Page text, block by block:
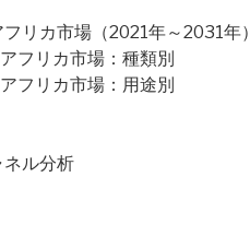
リカ市場（2021年～2031年）
フリカ市場：種類別
フリカ市場：用途別
ル分析